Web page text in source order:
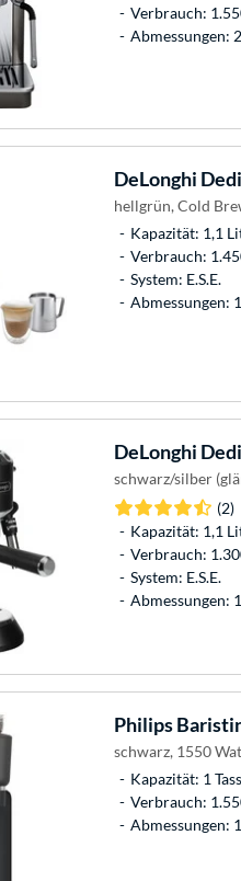
Verbrauch:
Abmessungen:
DeLonghi
hellgrün, Cold
Kapazität: 1,1
Verbrauch:
System: E.S.E.
Abmessungen:
DeLonghi
schwarz/silber
(2)
Kapazität: 1,1
Verbrauch:
System: E.S.E.
Abmessungen:
Philips
schwarz, 1550
Kapazität: 1
Verbrauch:
Abmessungen: